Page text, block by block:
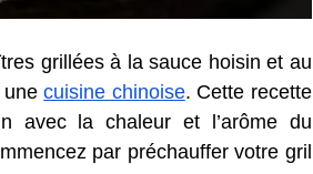
grillées à la sauce hoisin et au
unecuisine chinoise. Cette recette
avec la chaleur et l’arôme du
par préchauffer votre gril